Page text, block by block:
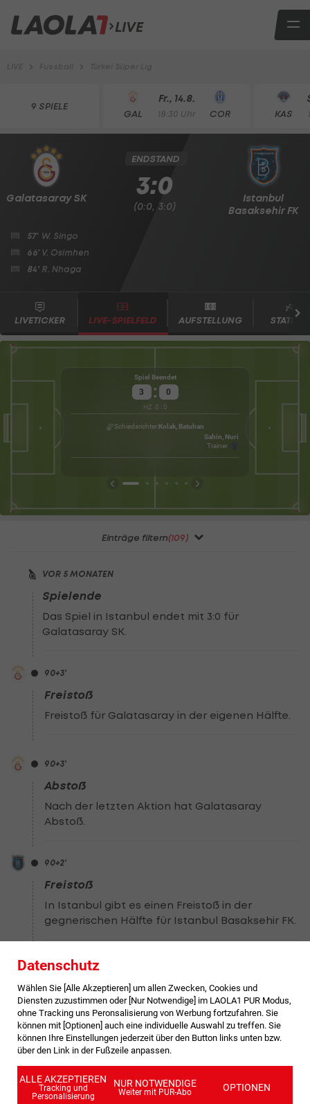
LIVE
LIVE Fussball Türkei Süper Lig
9 SPIELE
GAL COR
Fr., 14.8.
18:30 Uhr KAS
Galatasaray SK
Istanbul
Basaksehir FK
ENDSTAND
3:0
(0:0, 3:0)
57' W. Singo
66' V. Osimhen
84' R. Nhaga
LIVETICKER LIVE-SPIELFELD AUFSTELLUNG
Spiel Beendet
3 : 0
HZ 0 : 0
Kolak, Batuhan
Schiedsrichter
Sahin, Nuri
Trainer
Einträge filtern(109)
VOR 5 MONATEN
Spielende
Das Spiel in Istanbul endet mit 3:0 für
Galatasaray SK.
90+3'
Freistoß
Freistoß für Galatasaray in der eigenen Hälfte.
90+3'
Abstoß
Nach der letzten Aktion hat Galatasaray
Abstoß.
90+2'
Freistoß
In Istanbul gibt es einen Freistoß in der
gegnerischen Hälfte für Istanbul Basaksehir FK.
90+1'
Nachspielzeit: 3 Minuten
90'
Schuss gehalten
Der Schuss von Galatasaray SK wurde gehalten.
Datenschutz
Wählen Sie [Alle Akzeptieren] um allen Zwecken, Cookies und
Diensten zuzustimmen oder [Nur Notwendige] im LAOLA1 PUR Modus,
ohne Tracking uns Peronsalisierung von Werbung fortzufahren. Sie
können mit [Optionen] auch eine individuelle Auswahl zu treffen. Sie
können Ihre Einstellungen jederzeit über den Button links unten bzw.
über den Link in der Fußzeile anpassen.
ALLE AKZEPTIEREN
Tracking und
Personalisierung
NUR NOTWENDIGE
Weiter mit PUR-Abo OPTIONEN